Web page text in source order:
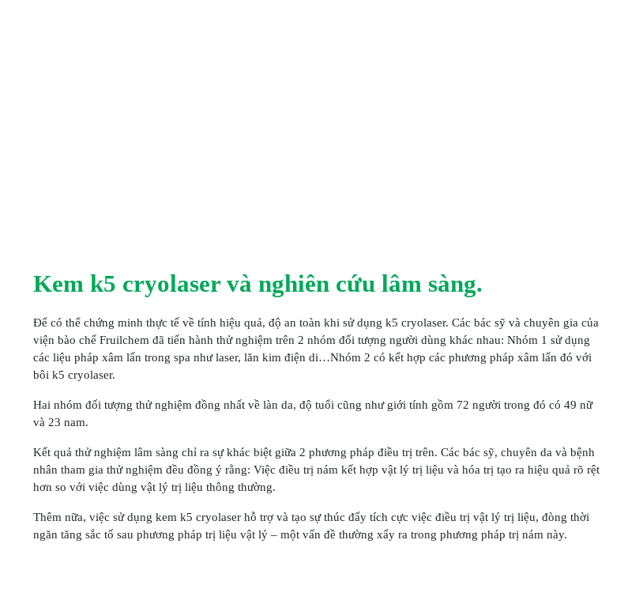
Kem k5 cryolaser và nghiên cứu lâm sàng.
Để có thể chứng minh thực tế về tính hiệu quả, độ an toàn khi sử dụng k5 cryolaser. Các bác sỹ và chuyên gia của
viện bào chế Fruilchem đã tiến hành thử nghiệm trên 2 nhóm đối tượng người dùng khác nhau: Nhóm 1 sử dụng
các liệu pháp xâm lấn trong spa như laser, lăn kim điện di…Nhóm 2 có kết hợp các phương pháp xâm lấn đó với
bôi k5 cryolaser.
Hai nhóm đối tượng thử nghiệm đồng nhất về làn da, độ tuổi cũng như giới tính gồm 72 người trong đó có 49 nữ
và 23 nam.
Kết quả thử nghiệm lâm sàng chỉ ra sự khác biệt giữa 2 phương pháp điều trị trên. Các bác sỹ, chuyên da và bệnh
nhân tham gia thử nghiệm đều đồng ý rằng: Việc điều trị nám kết hợp vật lý trị liệu và hóa trị tạo ra hiệu quả rõ rệt
hơn so với việc dùng vật lý trị liệu thông thường.
Thêm nữa, việc sử dụng kem k5 cryolaser hỗ trợ và tạo sự thúc đẩy tích cực việc điều trị vật lý trị liệu, đòng thời
ngăn tăng sắc tố sau phương pháp trị liệu vật lý – một vấn đề thường xẩy ra trong phương pháp trị nám này.